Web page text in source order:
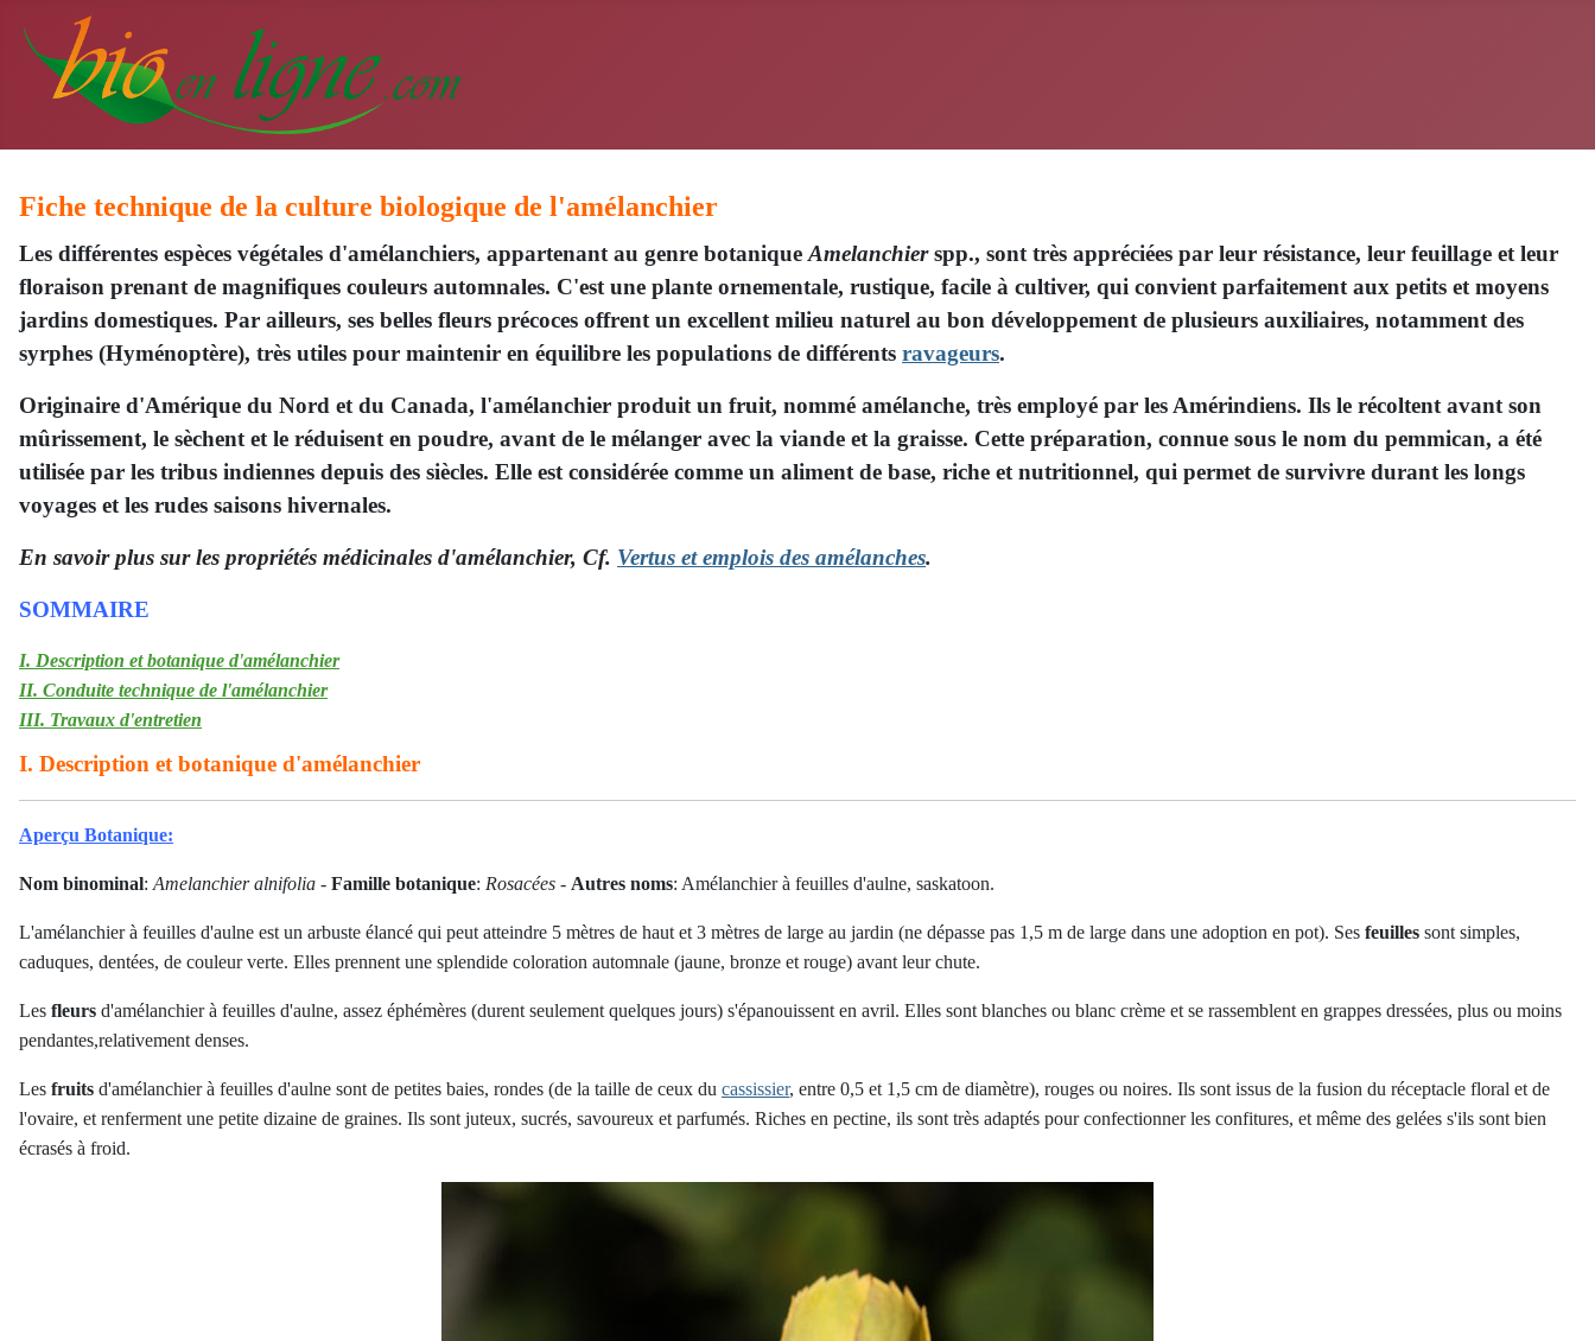
Fiche technique de la culture biologique de l'amélanchier
Les différentes espèces végétales d'amélanchiers, appartenant au genre botanique Amelanchierspp., sont très appréciées par leur résistance, leur feuillage et leur
floraison prenant de magnifiques couleurs automnales. C'est une plante ornementale, rustique, facile à cultiver, qui convient parfaitement aux petits et moyens
jardins domestiques. Par ailleurs, ses belles fleurs précoces offrent un excellent milieu naturel au bon développement de plusieurs auxiliaires, notamment des
syrphes (Hyménoptère), très utiles pour maintenir en équilibre les populations de différents ravageurs.
Originaire d'Amérique du Nord et du Canada, l'amélanchier produit un fruit, nommé amélanche, très employé par les Amérindiens. Ils le récoltent avant son
mûrissement, le sèchent et le réduisent en poudre, avant de le mélanger avec la viande et la graisse. Cette préparation, connue sous le nom du pemmican, a été
utilisée par les tribus indiennes depuis des siècles. Elle est considérée comme un aliment de base, riche et nutritionnel, qui permet de survivre durant les longs
voyages et les rudes saisons hivernales.
En savoir plus sur les propriétés médicinales d'amélanchier, Cf. Vertus et emplois des amélanches.
SOMMAIRE
I. Description et botanique d'amélanchier
II. Conduite technique de l'amélanchier
III. Travaux d'entretien
I. Description et botanique d'amélanchier
Aperçu Botanique:
Nom binominal: Amelanchier alnifolia - Famille botanique: Rosacées - Autres noms: Amélanchier à feuilles d'aulne, saskatoon.
L'amélanchier à feuilles d'aulne est un arbuste élancé qui peut atteindre 5 mètres de haut et 3 mètres de large au jardin (ne dépasse pas 1,5 m de large dans une adoption en pot). Ses feuilles sont simples,
caduques, dentées, de couleur verte. Elles prennent une splendide coloration automnale (jaune, bronze et rouge) avant leur chute.
Les fleurs d'amélanchier à feuilles d'aulne, assez éphémères (durent seulement quelques jours) s'épanouissent en avril. Elles sont blanches ou blanc crème et se rassemblent en grappes dressées, plus ou moins
pendantes,relativement denses.
Les fruits d'amélanchier à feuilles d'aulne sont de petites baies, rondes (de la taille de ceux du cassissier, entre 0,5 et 1,5 cm de diamètre), rouges ou noires. Ils sont issus de la fusion du réceptacle floral et de
l'ovaire, et renferment une petite dizaine de graines. Ils sont juteux, sucrés, savoureux et parfumés. Riches en pectine, ils sont très adaptés pour confectionner les confitures, et même des gelées s'ils sont bien
écrasés à froid.